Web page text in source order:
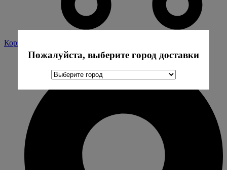
Корзина
Пожалуйста, выберите город доставки